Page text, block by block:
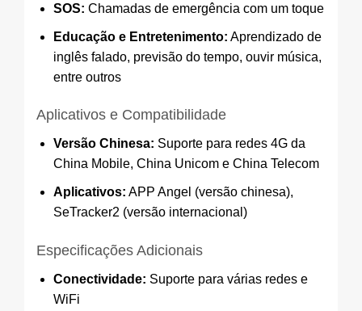
SOS: Chamadas de emergência com um toque
Educação e Entretenimento: Aprendizado de
inglês falado, previsão do tempo, ouvir música,
entre outros
Aplicativos e Compatibilidade
Versão Chinesa: Suporte para redes 4G da
China Mobile, China Unicom e China Telecom
Aplicativos: APP Angel (versão chinesa),
SeTracker2 (versão internacional)
Especificações Adicionais
Conectividade: Suporte para várias redes e
WiFi